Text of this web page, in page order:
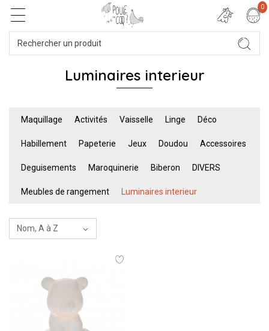
0
Luminaires interieur
Maquillage Activités Vaisselle Linge Déco
Habillement Papeterie Jeux Doudou Accessoires
Deguisements Maroquinerie Biberon DIVERS
Meubles de rangement Luminaires interieur